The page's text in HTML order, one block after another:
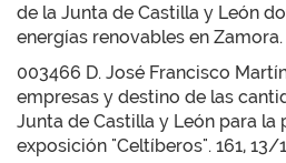
de la Junta de Castilla y León
energías renovables en Zamora.
003466 D. José Francisco
empresas y destino de las
Junta de Castilla y León para la
exposición "Celtíberos". 161, 13/